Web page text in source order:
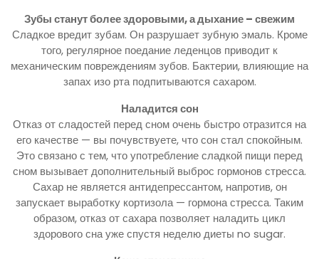
Зубы станут более здоровыми, а дыхание – свежим
Сладкое вредит зубам. Он разрушает зубную эмаль. Кроме
того, регулярное поедание леденцов приводит к
механическим повреждениям зубов. Бактерии, влияющие на
запах изо рта подпитываются сахаром.
Наладится сон
Отказ от сладостей перед сном очень быстро отразится на
его качестве — вы почувствуете, что сон стал спокойным.
Это связано с тем, что употребление сладкой пищи перед
сном вызывает дополнительный выброс гормонов стресса.
Сахар не является антидепрессантом, напротив, он
запускает выработку кортизола — гормона стресса. Таким
образом, отказ от сахара позволяет наладить цикл
здорового сна уже спустя неделю диеты no sugar.